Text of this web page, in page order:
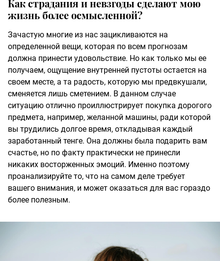
Как страдания и невзгоды сделают мою
жизнь более осмысленной?
Зачастую многие из нас зацикливаются на
определенной вещи, которая по всем прогнозам
должна принести удовольствие. Но как только мы ее
получаем, ощущение внутренней пустоты остается на
своем месте, а та радость, которую мы предвкушали,
сменяется лишь сметением. В данном случае
ситуацию отлично проиллюстрирует покупка дорогого
предмета, например, желанной машины, ради которой
вы трудились долгое время, откладывая каждый
заработанный тенге. Она должны была подарить вам
счастье, но по факту практически не принесли
никаких восторженных эмоций. Именно поэтому
проанализируйте то, что на самом деле требует
вашего внимания, и может оказаться для вас гораздо
более полезным.